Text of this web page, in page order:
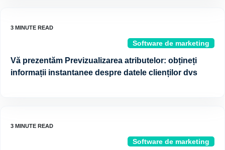
Software de marketing
Vă prezentăm Previzualizarea atributelor: obțineți
informații instantanee despre datele clienților dvs
Software de marketing